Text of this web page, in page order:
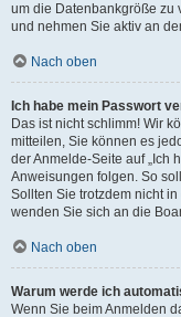
um die Datenbankgröße zu
und nehmen Sie aktiv an
Nach oben
Ich habe mein Passwort
Das ist nicht schlimm! Wir
mitteilen, Sie können es
der Anmelde-Seite auf „Ich
Anweisungen folgen. So
Sollten Sie trotzdem nicht
wenden Sie sich an die
Nach oben
Warum werde ich
Wenn Sie beim Anmelden